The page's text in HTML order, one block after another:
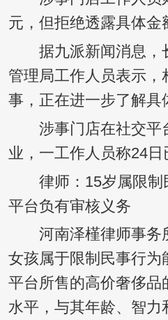
元，但拒绝透露具体金
据九派新闻消息，
管理局工作人员表示，
事，正在进一步了解具
涉事门店在社交平
业，一工作人员称24日
律师：15岁属限制
平台负有审核义务
河南泽槿律师事务
女孩属于限制民事行为
平台所售的高价奢侈品
水平，与其年龄、智力